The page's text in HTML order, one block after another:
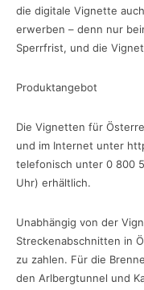
die digitale Vignette
erwerben – denn nur
Sperrfrist, und die
Produktangebot
Die Vignetten für
und im Internet unter
telefonisch unter 0 800
Uhr) erhältlich.
Unabhängig von der
Streckenabschnitten in
zu zahlen. Für die
den Arlbergtunnel und